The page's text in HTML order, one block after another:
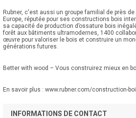
Rubner, c'est aussi un groupe familial de près
Europe, réputée pour ses constructions bois
sa capacité de production d’ossature bois
forêt aux bâtiments ultramodernes, 1400
œuvre pour valoriser le bois et construire un
générations futures.
Better with wood – Vous construirez mieux en
En savoir plus : www.rubner.com/construction-
INFORMATIONS DE CONTACT